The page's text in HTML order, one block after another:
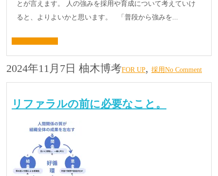
とが言えます。 人の強みを採用や育成について考えていけ
ると、よりよいかと思います。 「普段から強みを...
2024年11月7日 柚木博考FOR UP, 採用No Comment
リファラルの前に必要なこと。